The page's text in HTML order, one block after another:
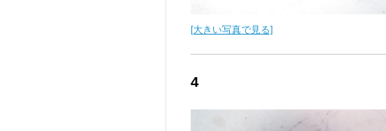
[大きい写真で見る]
4